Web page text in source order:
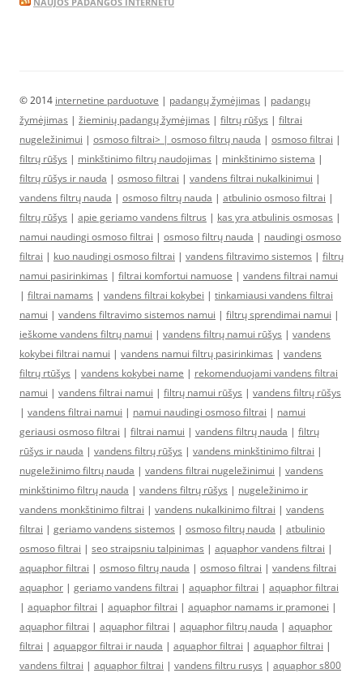
© 2014 internetine parduotuve | padangų žymėjimas | padangų
žymėjimas | žieminių padangų žymėjimas | filtrų rūšys | filtrai
nugeležinimui | osmoso filtrai> | osmoso filtrų nauda | osmoso filtrai |
filtrų rūšys | minkštinimo filtrų naudojimas | minkštinimo sistema |
filtrų rūšys ir nauda | osmoso filtrai | vandens filtrai nukalkinimui |
vandens filtrų nauda | osmoso filtrų nauda | atbulinio osmoso filtrai |
filtrų rūšys | apie geriamo vandens filtrus | kas yra atbulinis osmosas |
namui naudingi osmoso filtrai | osmoso filtrų nauda | naudingi osmoso
filtrai | kuo naudingi osmoso filtrai | vandens filtravimo sistemos | filtrų
namui pasirinkimas | filtrai komfortui namuose | vandens filtrai namui
| filtrai namams | vandens filtrai kokybei | tinkamiausi vandens filtrai
namui | vandens filtravimo sistemos namui | filtrų sprendimai namui |
ieškome vandens filtrų namui | vandens filtrų namui rūšys | vandens
kokybei filtrai namui | vandens namui filtrų pasirinkimas | vandens
filtrų rtūšys | vandens kokybei name | rekomenduojami vandens filtrai
namui | vandens filtrai namui | filtrų namui rūšys | vandens filtrų rūšys
| vandens filtrai namui | namui naudingi osmoso filtrai | namui
geriausi osmoso filtrai | filtrai namui | vandens filtrų nauda | filtrų
rūšys ir nauda | vandens filtrų rūšys | vandens minkštinimo filtrai |
nugeležinimo filtrų nauda | vandens filtrai nugeležinimui | vandens
minkštinimo filtrų nauda | vandens filtrų rūšys | nugeležinimo ir
vandens monkštinimo filtrai | vandens nukalkinimo filtrai | vandens
filtrai | geriamo vandens sistemos | osmoso filtrų nauda | atbulinio
osmoso filtrai | seo straipsniu talpinimas | aquaphor vandens filtrai |
aquaphor filtrai | osmoso filtrų nauda | osmoso filtrai | vandens filtrai
aquaphor | geriamo vandens filtrai | aquaphor filtrai | aquaphor filtrai
| aquaphor filtrai | aquaphor filtrai | aquaphor namams ir pramonei |
aquaphor filtrai | aquaphor filtrai | aquaphor filtrų nauda | aquaphor
filtrai | aquapgor filtrai ir nauda | aquaphor filtrai | aquaphor filtrai |
vandens filtrai | aquaphor filtrai | vandens filtru rusys | aquaphor s800